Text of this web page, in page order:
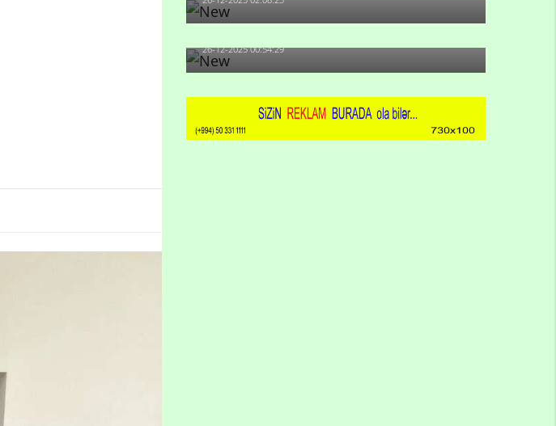
-Ay qız, sən məhkəməni udmayacaqsan... Sən
bilirsən də, məni...
26-12-2025 00:54:29